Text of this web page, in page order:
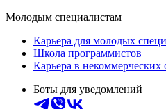
Молодым специалистам
Карьера для молодых
Школа программистов
Карьера в некоммерческих
Боты для уведомлений